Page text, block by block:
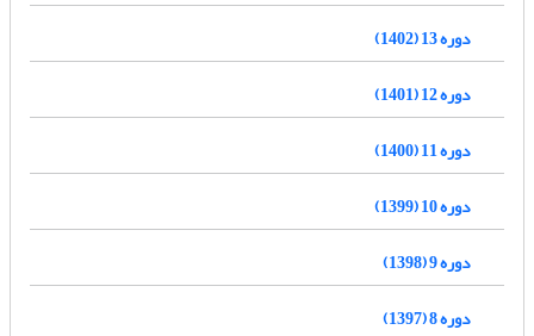
دوره 13 (1402)
دوره 12 (1401)
دوره 11 (1400)
دوره 10 (1399)
دوره 9 (1398)
دوره 8 (1397)